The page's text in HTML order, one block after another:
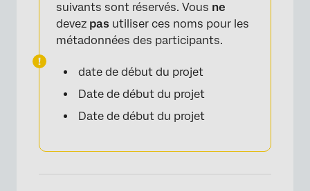
suivants sont réservés. Vous ne
devez pas utiliser ces noms pour les
métadonnées des participants.
date de début du projet
Date de début du projet
Date de début du projet